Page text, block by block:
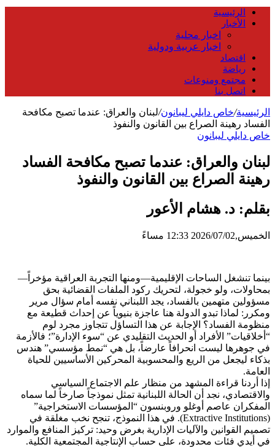
الرئيسية
الأخبار
اخبار محلية
اخبار عربية ودولية
اقتصاد
رياضة
مجتمع ومنوعات
اتصل بنا
الرئيسية/خاص دايلي ليبانون/لبنان والعراق: عندما تصبح مكافحة
الفساد رهينة الصراع بين القانون والنفوذ
خاص دايلي ليبانون
لبنان والعراق: عندما تصبح مكافحة الفساد
رهينة الصراع بين القانون والنفوذ
بقلم: د. هشام الأعور
الخميس,2026/07/02 12:33 مساءً
​بينما تنشغل الساحات الإقليمية—ومنها التجربة العراقية مؤخراً—
بمحاولات، ولو خجولة، لتحريك ركود الملفات القضائية بحق
مسؤولين متهمين بالفساد، يجد اللبناني نفسه أمام سؤال مرير
ومكرر: لماذا تبدو الدولة هنا عاجزة بنيوياً عن إحداث قطيعة مع
منظومة الفساد؟ الإجابة عن هذا التساؤل تتجاوز مجرد لوم
“أخلاقيات” الأفراد أو الحديث التقليدي عن “سوء الإدارة”؛ فالأزمة
في جوهرها ليست انحرافاً عارضاً، بل هي “نمط مؤسسي” هندس
بذكاء ليجعل من الريع والمحسوبية المحركين الأساسيين للحياة
العامة.
​إذا أردنا قراءة المشهد من منظار علم الاجتماع السياسي
والاقتصادي، نجد أن الحالة اللبنانية تمثل نموذجاً صارخاً لما سماه
المفكران عاصم أوغلو وروبنسون “المؤسسات الاستخراجية”
(Extractive Institutions). في هذا النموذج، تنجح نخب مغلقة في
تصميم القوانين والآليات الإدارية بغرض وحيد: تركيز المنافع والموارد
في أيدي فئات محدودة، على حساب الإنتاجية المجتمعية الكلية.